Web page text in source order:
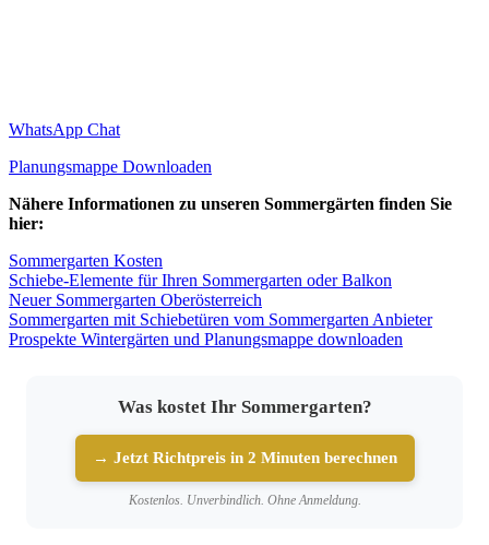
WhatsApp Chat
Planungsmappe Downloaden
Nähere Informationen zu unseren Sommergärten finden Sie
hier:
Sommergarten Kosten
Schiebe-Elemente für Ihren Sommergarten oder Balkon
Neuer Sommergarten Oberösterreich
Sommergarten mit Schiebetüren vom Sommergarten Anbieter
Prospekte Wintergärten und Planungsmappe downloaden
Was kostet Ihr Sommergarten?
→ Jetzt Richtpreis in 2 Minuten berechnen
Kostenlos. Unverbindlich. Ohne Anmeldung.